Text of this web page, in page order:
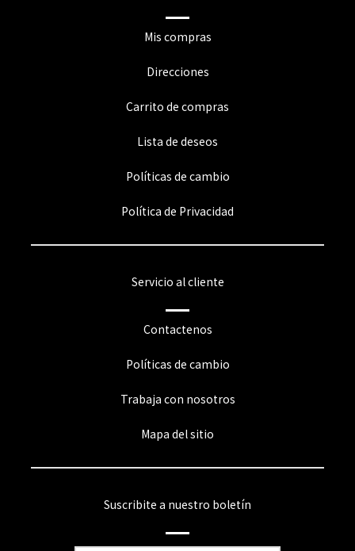
Mis compras
Direcciones
Carrito de compras
Lista de deseos
Políticas de cambio
Política de Privacidad
Servicio al cliente
Contactenos
Políticas de cambio
Trabaja con nosotros
Mapa del sitio
Suscribite a nuestro boletín